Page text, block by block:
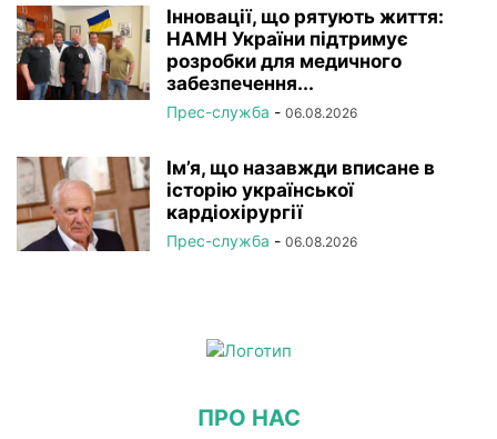
Інновації, що рятують життя:
НАМН України підтримує
розробки для медичного
забезпечення...
Прес-служба - 06.08.2026
Ім’я, що назавжди вписане в
історію української
кардіохірургії
Прес-служба - 06.08.2026
ПРО НАС